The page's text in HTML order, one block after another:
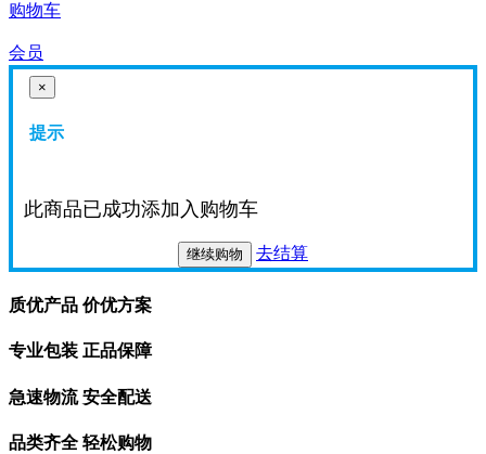
购物车
会员
×
提示
此商品已成功添加入购物车
继续购物 去结算
质优产品 价优方案
专业包装 正品保障
急速物流 安全配送
品类齐全 轻松购物